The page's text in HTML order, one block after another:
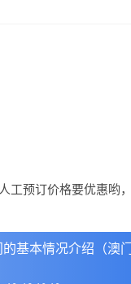
预订价格要优惠哟
的基本情况介绍（澳